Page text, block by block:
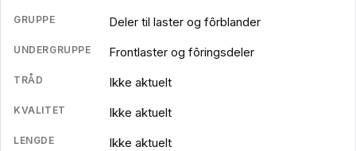
GRUPPE Deler til laster og fôrblander
UNDERGRUPPE Frontlaster og fôringsdeler
TRÅD Ikke aktuelt
KVALITET Ikke aktuelt
LENGDE Ikke aktuelt